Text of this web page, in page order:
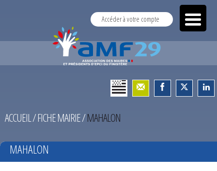
Accéder à votre compte
ACCUEIL/FICHE MAIRIE/MAHALON
MAHALON